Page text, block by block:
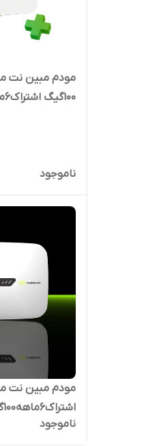
۱۰۰گیگ اشتراک۶ماهه
ناموجود
اشتراک۶ماهه100گیگ
ناموجود